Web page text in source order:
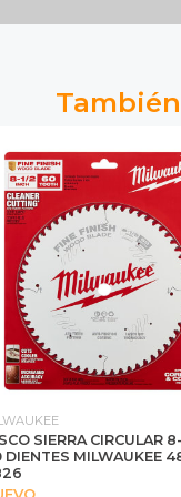
SIERRA CIRCULAR
DIENTES MILWAUKEE